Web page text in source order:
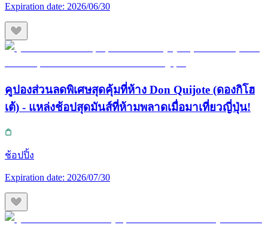
Expiration date: 2026/06/30
คูปองส่วนลดพิเศษสุดคุ้มที่ห้าง Don Quijote (ดองกิโฮ
เต้) - แหล่งช้อปสุดมันส์ที่ห้ามพลาดเมื่อมาเที่ยวญี่ปุ่น!
ช้อปปิ้ง
Expiration date: 2026/07/30